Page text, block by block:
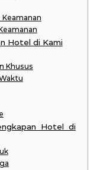
Hotel di Kami
Khusus
Hotel di